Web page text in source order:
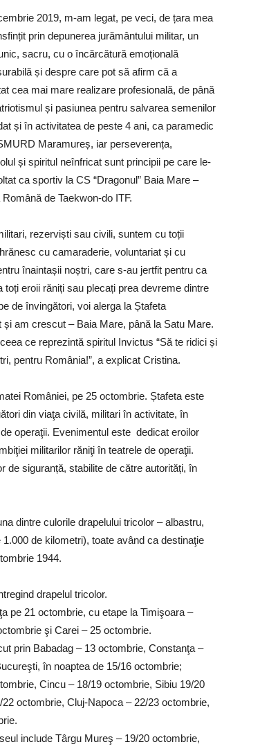
2019, m-am legat, pe veci, de țara mea
prin depunerea jurământului militar, un
sacru, cu o încărcătură emoțională
și despre care pot să afirm că a
cea mai mare realizare profesională, de până
și pasiunea pentru salvarea semenilor
și în activitatea de peste 4 ani, ca paramedic
Maramureș, iar perseverența,
și spiritul neînfricat sunt principii pe care le-
ca sportiv la CS “Dragonul” Baia Mare –
Română de Taekwon-do ITF.
rezerviști sau civili, suntem cu toții
cu camaraderie, voluntariat și cu
înaintașii noștri, care s-au jertfit pentru ca
eroii răniți sau plecați prea devreme dintre
de învingători, voi alerga la Ștafeta
am crescut – Baia Mare, până la Satu Mare.
ce reprezintă spiritul Invictus “Să te ridici și
pentru România!”, a explicat Cristina.
României, pe 25 octombrie. Ștafeta este
din viaţa civilă, militari în activitate, în
operaţii. Evenimentul este dedicat eroilor
militarilor răniţi în teatrele de operaţii.
de siguranță, stabilite de către autorități, în
dintre culorile drapelului tricolor – albastru,
de kilometri), toate având ca destinaţie
1944.
drapelul tricolor.
pe 21 octombrie, cu etape la Timişoara –
şi Carei – 25 octombrie.
prin Babadag – 13 octombrie, Constanţa –
în noaptea de 15/16 octombrie;
Cincu – 18/19 octombrie, Sibiu 19/20
octombrie, Cluj-Napoca – 22/23 octombrie,
include Târgu Mureş – 19/20 octombrie,